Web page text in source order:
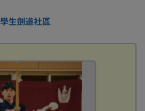
學生劍道社區